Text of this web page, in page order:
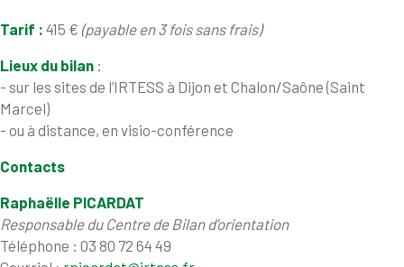
Tarif : 415 € (payable en 3 fois sans frais)
Lieux du bilan :
- sur les sites de l’IRTESS à Dijon et Chalon/Saône (Saint
Marcel)
- ou à distance, en visio-conférence
Contacts
Raphaëlle PICARDAT
Responsable du Centre de Bilan d'orientation
Téléphone : 03 80 72 64 49